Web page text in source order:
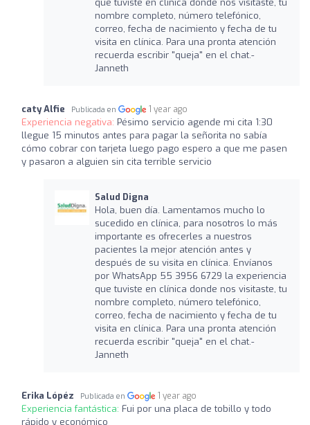
nombre completo, número telefónico,
correo, fecha de nacimiento y fecha de tu
visita en clínica. Para una pronta atención
recuerda escribir "queja" en el chat.-
Janneth
caty Alfie Publicada en 1 year ago
Experiencia negativa: Pésimo servicio agende mi cita 1:30
llegue 15 minutos antes para pagar la señorita no sabía
cómo cobrar con tarjeta luego pago espero a que me pasen
y pasaron a alguien sin cita terrible servicio
Salud Digna
Hola, buen día. Lamentamos mucho lo
sucedido en clínica, para nosotros lo más
importante es ofrecerles a nuestros
pacientes la mejor atención antes y
después de su visita en clínica. Envíanos
por WhatsApp 55 3956 6729 la experiencia
que tuviste en clínica donde nos visitaste, tu
nombre completo, número telefónico,
correo, fecha de nacimiento y fecha de tu
visita en clínica. Para una pronta atención
recuerda escribir "queja" en el chat.-
Janneth
Erika Lópéz Publicada en 1 year ago
Experiencia fantástica: Fui por una placa de tobillo y todo
rápido y económico